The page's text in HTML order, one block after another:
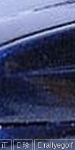
正 珍 rallyegolf